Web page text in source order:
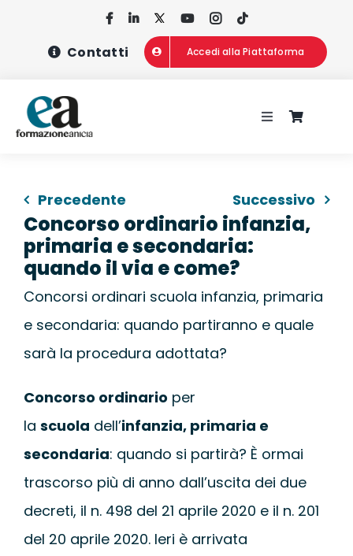
Contatti Accedi alla Piattaforma
Toggle
CHI SIAMO
SERVIZI PER
Precedente Successivo
Concorso ordinario infanzia,
primaria e secondaria:
quando il via e come?
Concorsi ordinari scuola infanzia, primaria
e secondaria: quando partiranno e quale
sarà la procedura adottata?
Concorso ordinario per
la scuola dell’infanzia, primaria e
secondaria: quando si partirà? È ormai
trascorso più di anno dall’uscita dei due
decreti, il n. 498 del 21 aprile 2020 e il n. 201
del 20 aprile 2020. Ieri è arrivata